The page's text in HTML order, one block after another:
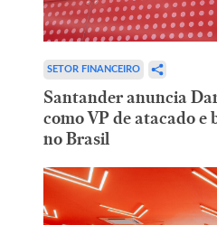
SETOR FINANCEIRO
Santander anuncia
como VP de atacado e
no Brasil